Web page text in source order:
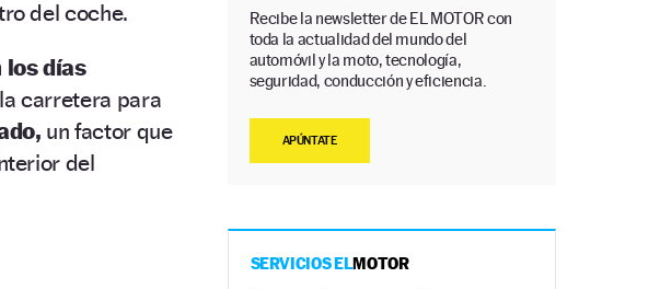
del coche.
los días
carretera para
un factor que
del
Recibe la newsletter de EL MOTOR con
toda la actualidad del mundo del
automóvil y la moto, tecnología,
seguridad, conducción y eficiencia.
APÚNTATE
SERVICIOS ELMOTOR